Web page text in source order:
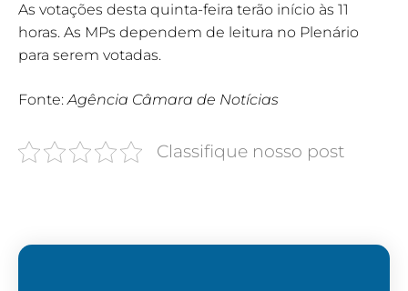
As votações desta quinta-feira terão início às 11
horas. As MPs dependem de leitura no Plenário
para serem votadas.
Fonte:Agência Câmara de Notícias
Classifique nosso post